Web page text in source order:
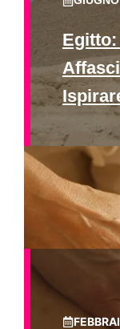
Egitto: